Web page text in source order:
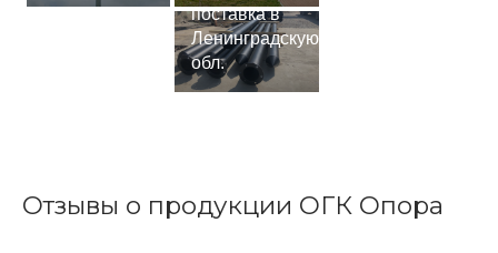
поставка в
Ленинградскую
обл.
Отзывы о продукции ОГК Опора